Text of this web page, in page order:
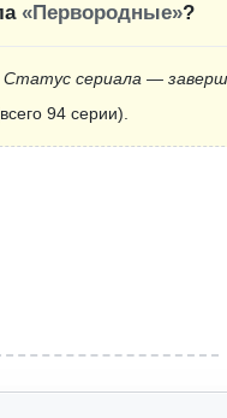
«Первородные»?
сериала —
94 серии).